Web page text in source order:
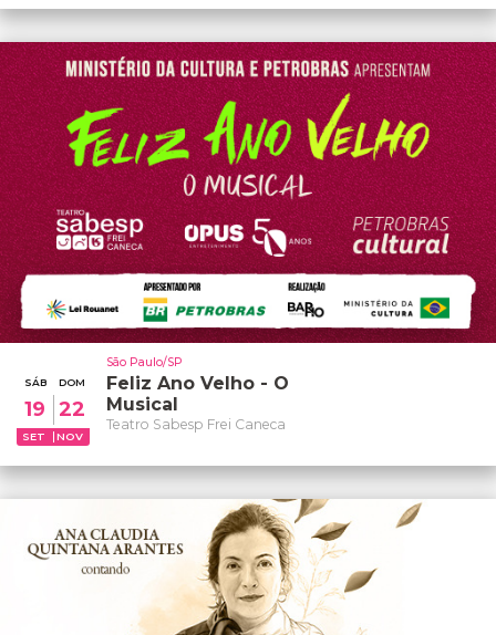
SÁB
19
DOM
22
SET NOV
São Paulo/SP
Feliz Ano Velho - O
Musical
Teatro Sabesp Frei Caneca